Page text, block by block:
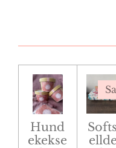
Hund
ekekse